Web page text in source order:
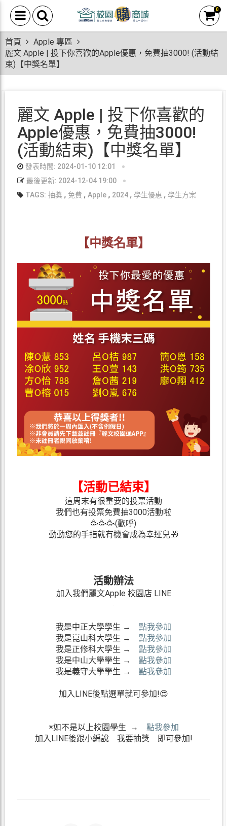
0
首頁
Apple 專區
麗文 Apple | 投下你喜歡的Apple優惠，免費抽3000! (活動結
束)【中獎名單】
麗文 Apple | 投下你喜歡的
Apple優惠，免費抽3000!
(活動結束)【中獎名單】
發表時間: 2024-01-10 12:01
最後更新: 2024-12-04 19:00
TAGS: 抽獎, 免費 , Apple, 2024, 學生優惠 , 學生方案
【中獎名單】
【活動已結束】
這周末有很重要的投票活動
我們也有投票免費抽3000活動啦
🥳🥳🥳(歡呼)
動動您的手指就有機會成為幸運兒🎁
活動辦法
加入我們麗文Apple 校園店 LINE
我是中正大學學生 → 點我參加
我是崑山科大學生 → 點我參加
我是正修科大學生 → 點我參加
我是中山大學學生 → 點我參加
我是義守大學學生 → 點我參加
加入LINE後點選單就可參加!😍
※如不是以上校園學生 → 點我參加
加入LINE後跟小編說 我要抽獎 即可參加!